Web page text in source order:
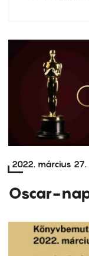
2022. március 27.
Oscar-